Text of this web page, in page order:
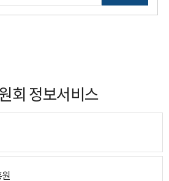
회 정보서비스